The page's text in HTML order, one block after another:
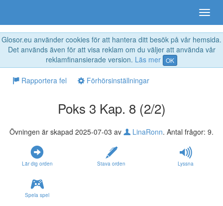
Glosor.eu använder cookies för att hantera ditt besök på vår hemsida.
Det används även för att visa reklam om du väljer att använda vår
reklamfinansierade version. Läs mer OK
Rapportera fel Förhörsinställningar
Poks 3 Kap. 8 (2/2)
Övningen är skapad 2025-07-03 av LinaRonn. Antal frågor: 9.
Lär dig orden Stava orden Lyssna
Spela spel